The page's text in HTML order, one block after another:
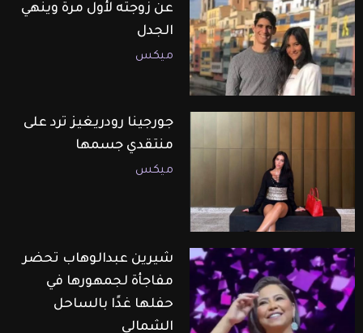
عن زوجته لأول مرة وينهي
الجدل
ميكس
جورجينا رودريغيز ترد على
منتقدي جسمها
ميكس
شيرين عبدالوهاب تحضر
مفاجأة لجمهورها في
حفلها غدًا بالساحل
الشمالي